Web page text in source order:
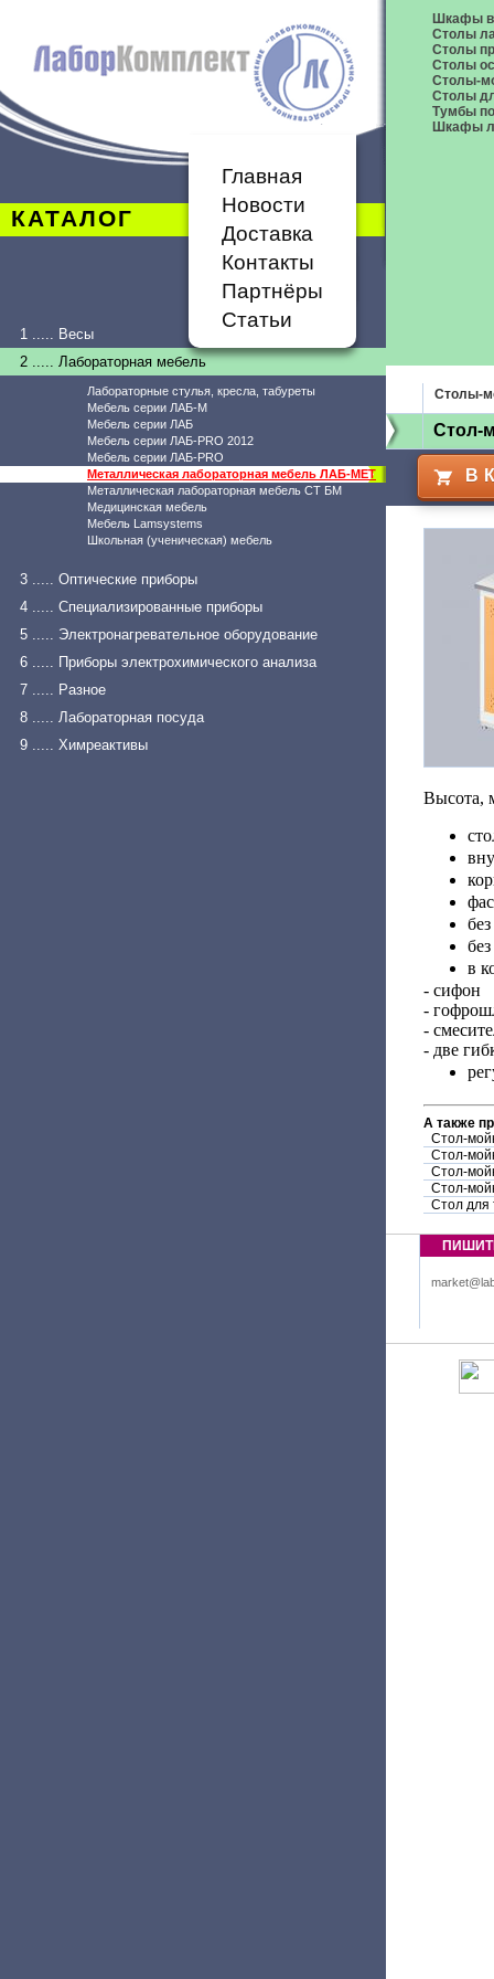
КАТАЛОГ
Главная
Новости
Доставка
Контакты
Партнёры
Статьи
1 ..... Весы
2 ..... Лабораторная мебель
Лабораторные стулья, кресла, табуреты
Мебель серии ЛАБ-М
Мебель серии ЛАБ
Мебель серии ЛАБ-PRO 2012
Мебель серии ЛАБ-PRO
Металлическая лабораторная мебель ЛАБ-МЕТ
Металлическая лабораторная мебель СТ БМ
Медицинская мебель
Мебель Lamsystems
Школьная (ученическая) мебель
3 ..... Оптические приборы
4 ..... Специализированные приборы
5 ..... Электронагревательное оборудование
6 ..... Приборы электрохимического анализа
7 ..... Разное
8 ..... Лабораторная посуда
9 ..... Химреактивы
Шкафы
Столы
Столы
Столы
Столы-
Столы
Тумбы
Шкафы
Столы-
Стол-
В
Высота,
в
- сифон
-
-
- две
А также
Стол-
Стол-
Стол-
Стол-
Стол для